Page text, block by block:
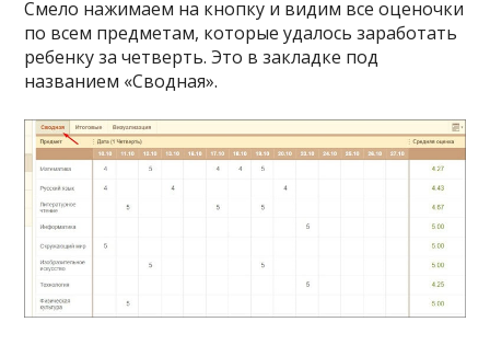
Смело нажимаем на кнопку и видим все оценочки
по всем предметам, которые удалось заработать
ребенку за четверть. Это в закладке под
названием «Сводная».